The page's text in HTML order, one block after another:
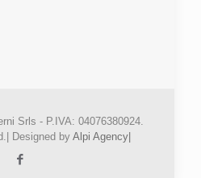
Srls - P.IVA: 04076380924.
Designed by Alpi Agency|